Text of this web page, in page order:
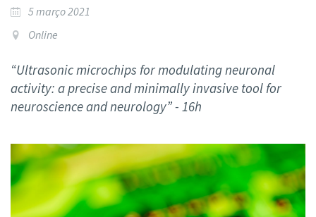
5 março 2021
Online
“Ultrasonic microchips for modulating neuronal
activity: a precise and minimally invasive tool for
neuroscience and neurology” - 16h